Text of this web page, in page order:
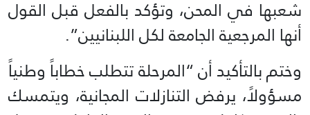
شعبها في المحن، وتؤكد بالفعل قبل القول
أنها المرجعية الجامعة لكل اللبنانيين”.
وختم بالتأكيد أن “المرحلة تتطلب خطاباً وطنياً
مسؤولاً، يرفض التنازلات المجانية، ويتمسك